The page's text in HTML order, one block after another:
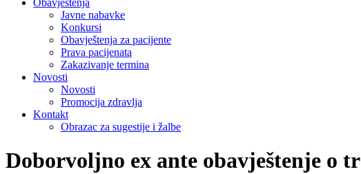
Javne nabavke
Konkursi
Obavještenja za pacijente
Prava pacijenata
Zakazivanje termina
Novosti
Novosti
Promocija zdravlja
Kontakt
Obrazac za sugestije i žalbe
Doborvoljno ex ante obavještenje o